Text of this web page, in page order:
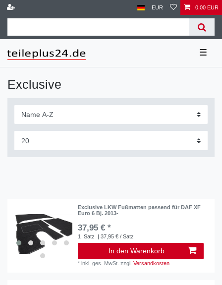
EUR 0,00 EUR
☰
Exclusive
Exclusive LKW Fußmatten passend für DAF XF
Euro 6 Bj. 2013-
37,95 € *
1 Satz | 37,95 € / Satz
In den Warenkorb
*inkl. ges. MwSt. zzgl.Versandkosten